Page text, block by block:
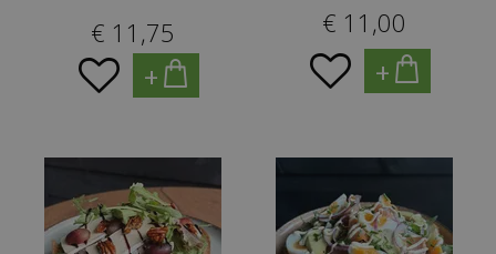
€ 11 ,75
+
€ 11 ,00
+